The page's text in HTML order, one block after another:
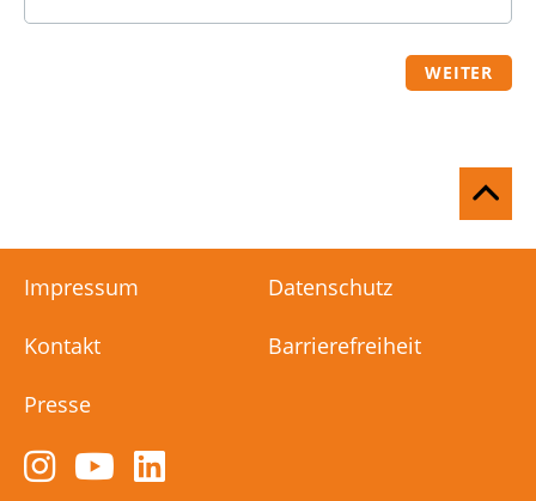
WEITER
Impressum Datenschutz
Kontakt Barrierefreiheit
Presse
Zum
Instagram-
Zum
YouTube-
Zum
LinkedIn-